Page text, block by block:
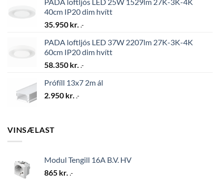
40cm IP20 dim hvítt
35.950 kr. .-
PADA loftljós LED 37W 2207lm 27K-3K-4K
60cm IP20 dim hvítt
58.350 kr. .-
Prófíll 13x7 2m ál
2.950 kr. .-
VINSÆLAST
Modul Tengill 16A B.V. HV
865 kr. .-